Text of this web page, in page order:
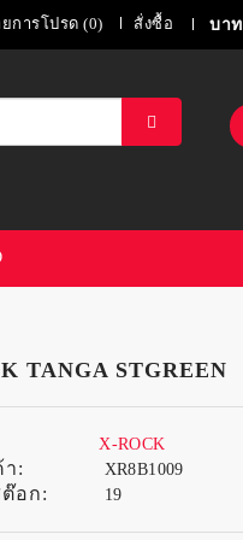
ยการโปรด (0) สั่งซื้อ บาท
TANGA STGREEN
X-ROCK
: XR8B1009
อก: 19